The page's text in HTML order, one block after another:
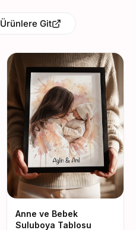
Ürünlere Git
Anne ve Bebek
Suluboya Tablosu